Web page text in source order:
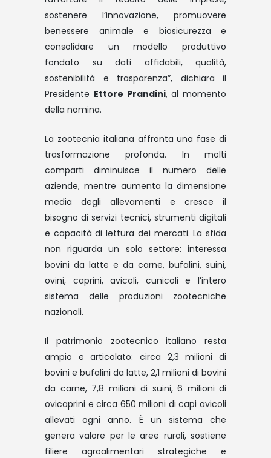
sostenere l’innovazione, promuovere
benessere animale e biosicurezza e
consolidare un modello produttivo
fondato su dati affidabili, qualità,
sostenibilità e trasparenza”, dichiara il
Presidente Ettore Prandini, al momento
della nomina.
La zootecnia italiana affronta una fase di
trasformazione profonda. In molti
comparti diminuisce il numero delle
aziende, mentre aumenta la dimensione
media degli allevamenti e cresce il
bisogno di servizi tecnici, strumenti digitali
e capacità di lettura dei mercati. La sfida
non riguarda un solo settore: interessa
bovini da latte e da carne, bufalini, suini,
ovini, caprini, avicoli, cunicoli e l’intero
sistema delle produzioni zootecniche
nazionali.
Il patrimonio zootecnico italiano resta
ampio e articolato: circa 2,3 milioni di
bovini e bufalini da latte, 2,1 milioni di bovini
da carne, 7,8 milioni di suini, 6 milioni di
ovicaprini e circa 650 milioni di capi avicoli
allevati ogni anno. È un sistema che
genera valore per le aree rurali, sostiene
filiere agroalimentari strategiche e